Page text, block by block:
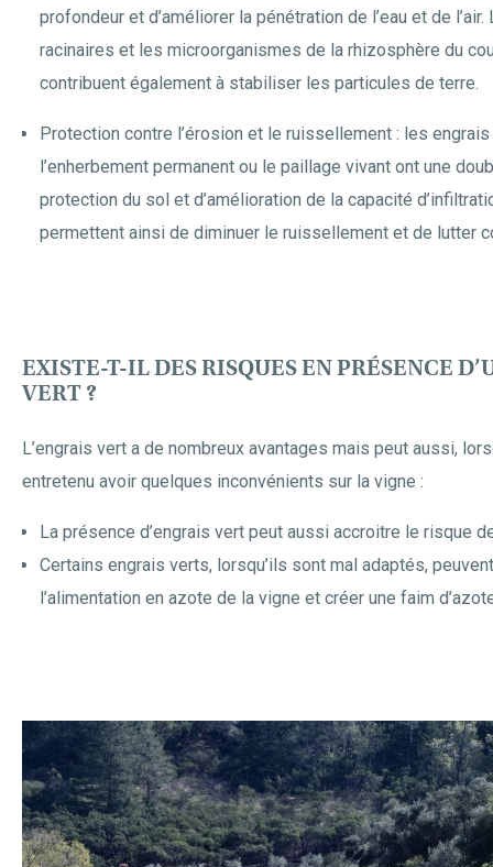
profondeur et d’améliorer la pénétration de l’eau et de
racinaires et les microorganismes de la rhizosphère du
contribuent également à stabiliser les particules de terre.
Protection contre l’érosion et le ruissellement : les
l’enherbement permanent ou le paillage vivant ont une
protection du sol et d’amélioration de la capacité
permettent ainsi de diminuer le ruissellement et de lutter
EXISTE-T-IL DES RISQUES EN PRÉSENCE
VERT ?
L’engrais vert a de nombreux avantages mais peut aussi,
entretenu avoir quelques inconvénients sur la vigne :
La présence d’engrais vert peut aussi accroitre le risque
Certains engrais verts, lorsqu’ils sont mal adaptés,
l’alimentation en azote de la vigne et créer une faim